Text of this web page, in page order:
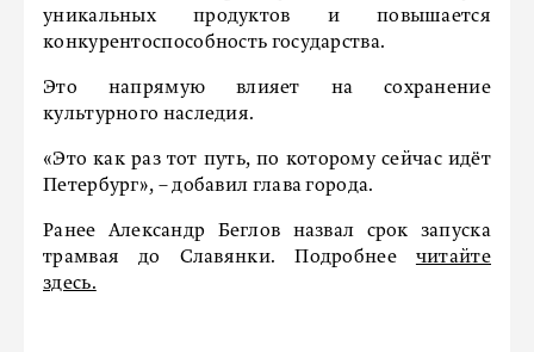
уникальных продуктов и повышается
конкурентоспособность государства.
Это напрямую влияет на сохранение
культурного наследия.
«Это как раз тот путь, по которому сейчас идёт
Петербург», – добавил глава города.
Ранее Александр Беглов назвал срок запуска
трамвая до Славянки. Подробнее читайте
здесь.